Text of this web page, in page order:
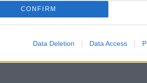
CONFIRM
Data Deletion Data Access
ΔΙΑΦΗΜΙΣΗ